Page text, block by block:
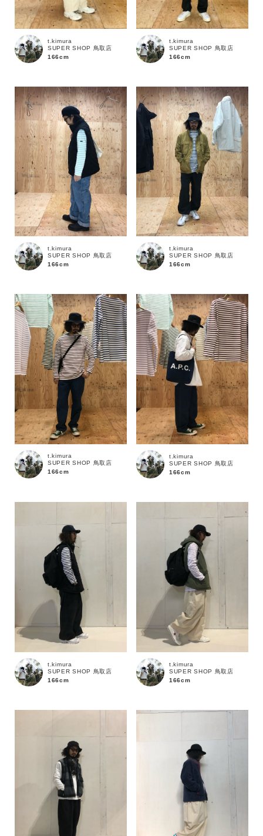
カラー
価格
商品タイプ
通常商品 予約商品
セール価格 WEB限定
在庫
在庫あり 在庫なし含む
t.kimura
SUPER SHOP 鳥取店
166cm
t.kimura
SUPER SHOP 鳥取店
166cm
t.kimura
SUPER SHOP 鳥取店
166cm
t.kimura
SUPER SHOP 鳥取店
166cm
t.kimura
SUPER SHOP 鳥取店
166cm
t.kimura
SUPER SHOP 鳥取店
166cm
t.kimura
SUPER SHOP 鳥取店
166cm
t.kimura
SUPER SHOP 鳥取店
166cm